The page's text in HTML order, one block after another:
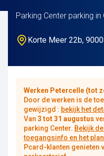
Parking Center parking in
Korte Meer 22b,
Werken Petercelle (tot
Door de werken is de
gewijzigd : bekijk het
Van 3 tot 31 augustus
parking Center. Bekijk
toegangsinfo en het plan
Pcard-klanten genieten